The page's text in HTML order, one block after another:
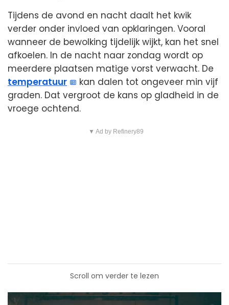
Tijdens de avond en nacht daalt het kwik
verder onder invloed van opklaringen. Vooral
wanneer de bewolking tijdelijk wijkt, kan het snel
afkoelen. In de nacht naar zondag wordt op
meerdere plaatsen matige vorst verwacht. De
temperatuur
kan dalen tot ongeveer min vijf
graden. Dat vergroot de kans op gladheid in de
vroege ochtend.
▼ Ad by Refinery89
Scroll om verder te lezen